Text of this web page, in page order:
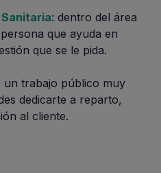
: dentro del área
que ayuda en
que se le pida.
un trabajo público muy
dedicarte a reparto,
al cliente.